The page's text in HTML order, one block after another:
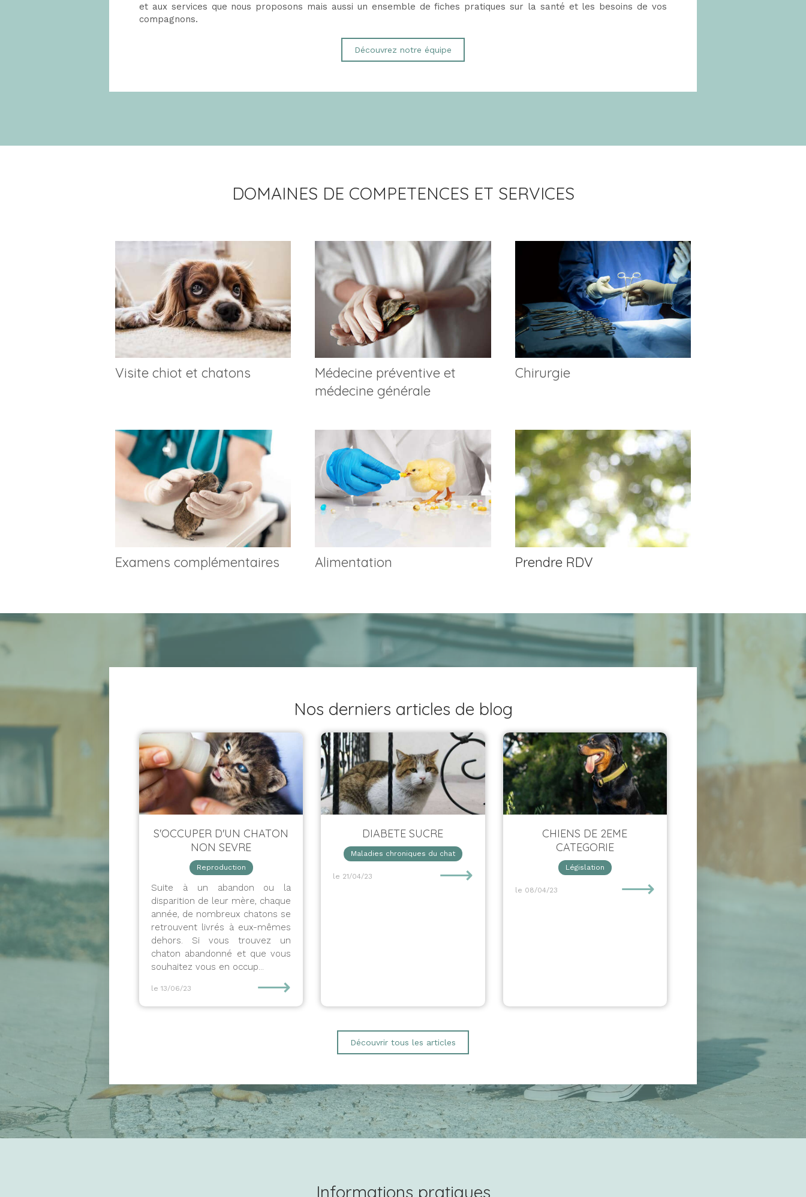
et aux services que nous proposons mais aussi un ensemble de fiches pratiques sur la santé et les besoins de vos
compagnons.
Découvrez notre équipe
DOMAINES DE COMPETENCES ET SERVICES
Visite chiot et chatons
Médecine préventive et
médecine générale
Chirurgie
Examens complémentaires Alimentation Prendre RDV
Nos derniers articles de blog
S'OCCUPER D'UN CHATON
NON SEVRE
Reproduction
Suite à un abandon ou la
disparition de leur mère, chaque
année, de nombreux chatons se
retrouvent livrés à eux-mêmes
dehors. Si vous trouvez un
chaton abandonné et que vous
souhaitez vous en occup...
le 13/06/23 ⟶
DIABETE SUCRE
Maladies chroniques du chat
le 21/04/23 ⟶
CHIENS DE 2EME
CATEGORIE
Législation
le 08/04/23 ⟶
Découvrir tous les articles
Informations pratiques